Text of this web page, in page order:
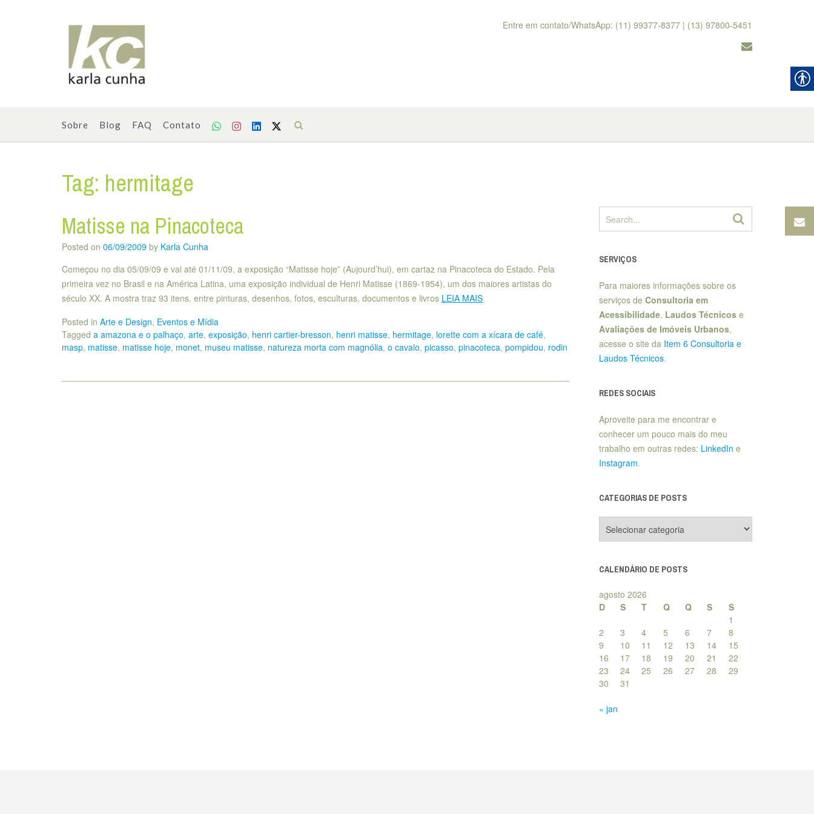
Entre em contato/WhatsApp: (11) 99377-8377 | (13) 97800-5451
Sobre Blog FAQ Contato
Tag: hermitage
Matisse na Pinacoteca
Posted on 06/09/2009 by Karla Cunha
Começou no dia 05/09/09 e vai até 01/11/09, a exposição “Matisse hoje” (Aujourd’hui), em cartaz na Pinacoteca do Estado. Pela
primeira vez no Brasil e na América Latina, uma exposição individual de Henri Matisse (1869-1954), um dos maiores artistas do
século XX. A mostra traz 93 itens, entre pinturas, desenhos, fotos, esculturas, documentos e livros LEIA MAIS
Posted in Arte e Design, Eventos e Mídia
Tagged a amazona e o palhaço, arte, exposição, henri cartier-bresson, henri matisse, hermitage, lorette com a xícara de café,
masp, matisse, matisse hoje, monet, museu matisse, natureza morta com magnólia, o cavalo, picasso, pinacoteca, pompidou, rodin
SERVIÇOS
Para maiores informações sobre os
serviços de Consultoria em
Acessibilidade, Laudos Técnicose
Avaliações de Imóveis Urbanos,
acesse o site da Item 6 Consultoria e
Laudos Técnicos.
REDES SOCIAIS
Aproveite para me encontrar e
conhecer um pouco mais do meu
trabalho em outras redes: LinkedIn e
Instagram.
CATEGORIAS DE POSTS
de
CALENDÁRIO DE POSTS
agosto 2026
D
S T Q Q S
S
1
2
3 4 5 6 7
8
9
10 11 12 13 14
15
16
17 18 19 20 21
22
23
24 25 26 27 28
29
30
31
« jan